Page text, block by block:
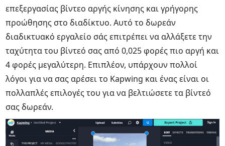
επεξεργασίας βίντεο αργής κίνησης και γρήγορης
προώθησης στο διαδίκτυο. Αυτό το δωρεάν
διαδικτυακό εργαλείο σάς επιτρέπει να αλλάξετε την
ταχύτητα του βίντεό σας από 0,025 φορές πιο αργή και
4 φορές μεγαλύτερη. Επιπλέον, υπάρχουν πολλοί
λόγοι για να σας αρέσει το Kapwing και ένας είναι οι
πολλαπλές επιλογές του για να βελτιώσετε τα βίντεό
σας δωρεάν.